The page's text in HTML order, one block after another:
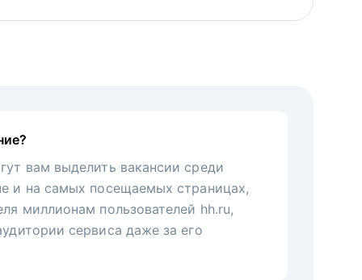
вам выделить вакансии среди
и на самых посещаемых страницах,
миллионам пользователей hh.ru,
сервиса даже за его